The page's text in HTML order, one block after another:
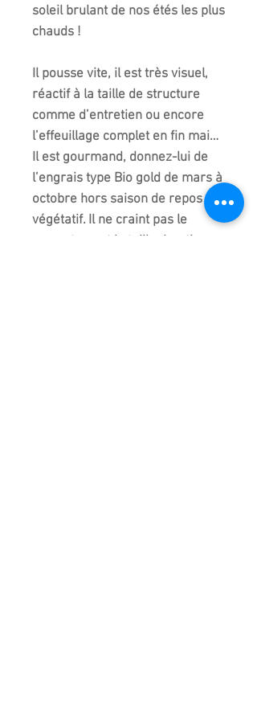
soleil brulant de nos étés les plus
chauds !
Il pousse vite, il est très visuel,
réactif à la taille de structure
comme d’entretien ou encore
l’effeuillage complet en fin mai…
Il est gourmand, donnez-lui de
l’engrais type Bio gold de mars à
octobre hors saison de repos
végétatif. Il ne craint pas le